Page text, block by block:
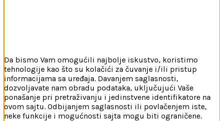
Da bismo Vam omogućili najbolje iskustvo, koristimo
tehnologije kao što su kolačići za čuvanje i/ili pristup
informacijama sa uređaja. Davanjem saglasnosti,
dozvoljavate nam obradu podataka, uključujući Vaše
ponašanje pri pretraživanju i jedinstvene identifikatore na
ovom sajtu. Odbijanjem saglasnosti ili povlačenjem iste,
neke funkcije i mogućnosti sajta mogu biti ograničene.